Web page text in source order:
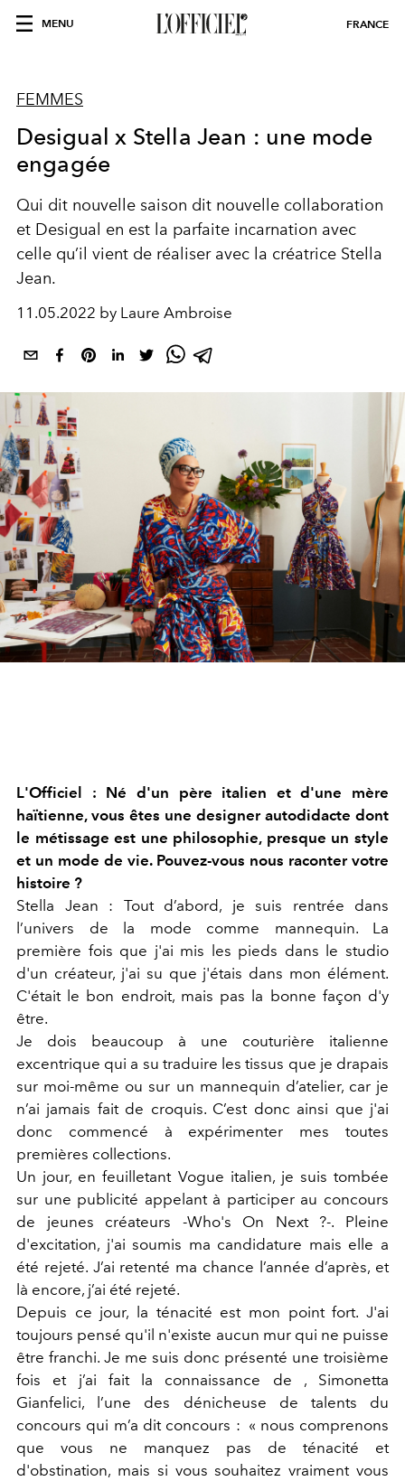
MENU FRANCE
FEMMES
Desigual x Stella Jean : une mode
engagée
Qui dit nouvelle saison dit nouvelle collaboration
et Desigual en est la parfaite incarnation avec
celle qu’il vient de réaliser avec la créatrice Stella
Jean.
11.05.2022 by Laure Ambroise
L'Officiel : Né d'un père italien et d'une mère
haïtienne, vous êtes une designer autodidacte dont
le métissage est une philosophie, presque un style
et un mode de vie. Pouvez-vous nous raconter votre
histoire ?
Stella Jean : Tout d’abord, je suis rentrée dans
l’univers de la mode comme mannequin. La
première fois que j'ai mis les pieds dans le studio
d'un créateur, j'ai su que j'étais dans mon élément.
C'était le bon endroit, mais pas la bonne façon d'y
être.
Je dois beaucoup à une couturière italienne
excentrique qui a su traduire les tissus que je drapais
sur moi-même ou sur un mannequin d’atelier, car je
n’ai jamais fait de croquis. C’est donc ainsi que j'ai
donc commencé à expérimenter mes toutes
premières collections.
Un jour, en feuilletant Vogue italien, je suis tombée
sur une publicité appelant à participer au concours
de jeunes créateurs -Who's On Next ?-. Pleine
d'excitation, j'ai soumis ma candidature mais elle a
été rejeté. J’ai retenté ma chance l’année d’après, et
là encore, j’ai été rejeté.
Depuis ce jour, la ténacité est mon point fort. J'ai
toujours pensé qu'il n'existe aucun mur qui ne puisse
être franchi. Je me suis donc présenté une troisième
fois et j’ai fait la connaissance de , Simonetta
Gianfelici, l’une des dénicheuse de talents du
concours qui m’a dit concours : « nous comprenons
que vous ne manquez pas de ténacité et
d'obstination, mais si vous souhaitez vraiment vous